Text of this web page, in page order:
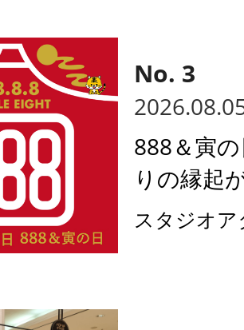
888＆寅
りの縁起
スタジオ